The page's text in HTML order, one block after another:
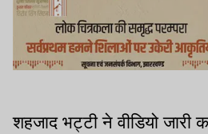
शहजाद भट्टी ने वीडियो जारी